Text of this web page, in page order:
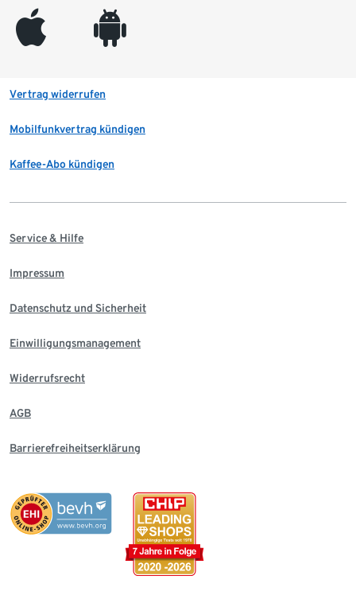
appleinc android
Vertrag widerrufen
Mobilfunkvertrag kündigen
Kaffee-Abo kündigen
Service & Hilfe
Impressum
Datenschutz und Sicherheit
Einwilligungsmanagement
Widerrufsrecht
AGB
Barrierefreiheitserklärung